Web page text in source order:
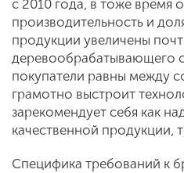
с 2010 года, в тоже время
производительность и
продукции увеличены
деревообрабатывающего
покупатели равны между
грамотно выстроит
зарекомендует себя как
качественной продукции,
Специфика требований к